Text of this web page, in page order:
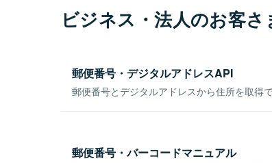
ビジネス・法人のお客さ
郵便番号・デジタルアドレスAPI
郵便番号とデジタルアドレスから住所を取得
郵便番号・バーコードマニュアル